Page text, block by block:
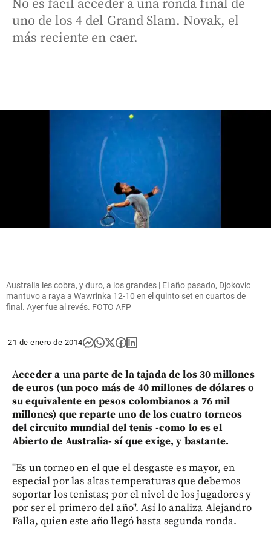
No es fácil acceder a una ronda final de
uno de los 4 del Grand Slam. Novak, el
más reciente en caer.
Australia les cobra, y duro, a los grandes | El año pasado, Djokovic
mantuvo a raya a Wawrinka 12-10 en el quinto set en cuartos de
final. Ayer fue al revés. FOTO AFP
21 de enero de 2014
Acceder a una parte de la tajada de los 30 millones
de euros (un poco más de 40 millones de dólares o
su equivalente en pesos colombianos a 76 mil
millones) que reparte uno de los cuatro torneos
del circuito mundial del tenis -como lo es el
Abierto de Australia- sí que exige, y bastante.
"Es un torneo en el que el desgaste es mayor, en
especial por las altas temperaturas que debemos
soportar los tenistas; por el nivel de los jugadores y
por ser el primero del año". Así lo analiza Alejandro
Falla, quien este año llegó hasta segunda ronda.